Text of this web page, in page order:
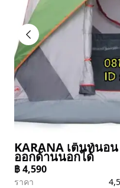
KARANA เต็นท์นอ
ออกด้านนอกได้
฿4,590
ราคา